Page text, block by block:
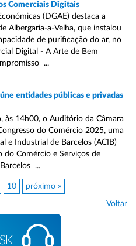
Comerciais Digitais
(DGAE) destaca a
Albergaria-a-Velha, que instalou
de purificação do ar, no
Digital - A Arte de Bem
...
entidades públicas e privadas
às 14h00, o Auditório da Câmara
do Comércio 2025, uma
e Industrial de Barcelos (ACIB)
do Comércio e Serviços de
...
10 próximo »
Voltar